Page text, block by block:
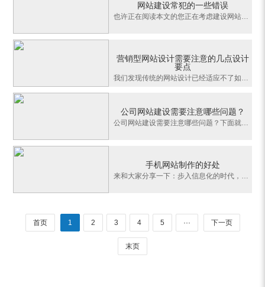
网站建设常犯的一些错误
也许正在阅读本文的您正在考虑建设网站。亦或许您已经有了网站，目前正在考虑改版。我们都希望这篇文章能够对您有所帮助，不仅能提高您对网站的认知，更有利于您选择适合自己的网站建设供应商。无论是桌面版还是手机版的企业站、购物站、门户站，都具有相同的属性，那就是互联网信息载体。有别于纸质印刷品，或者个人电脑上
营销型网站设计需要注意的几点设计
要点
我们发现传统的网站设计已经适应不了如今的营销浪潮，建立营销型网站迫在眉睫。首先，要了解什么是营销型网站，营销型的网站就是根据市场需求建立的网站，在一定程度上能有订单产生，诸如近几年崛起的电子商务网站。其次，了解营销类型的网站具备哪些功能，现在人们建站自己都没有一个目标就是看见别人都在建网站自己也想建
公司网站建设需要注意哪些问题？
公司网站建设需要注意哪些问题？下面就让上海小编为大家详细的说一说。1、网站页面布局一个优秀的网站，它的页面布局一定是合理的、符合公司定位以及有公司特色的。有些网页布局非常的满，什么内容都有非常丰富，但是总给人一种外行的感觉，就是我们所说的过犹不及。网站页面布局一定要是简介的，让人一部了然，一眼就能找到
手机网站制作的好处
来和大家分享一下：步入信息化的时代，信息通讯技术也不断的迅速发展，移动电子商务、智能终端、移动互联网各种应用已经开始启动。由科技技术的发展，手机也在不断地更新换代，由大家常用的诺基亚手机再到现在各种各样的安卓版名牌手机，发生着巨大的变化，手机的更新换代也促使着新生事物不断问世。由于手机的移动性
首页 1 2 3 4 5 ··· 下一页
末页